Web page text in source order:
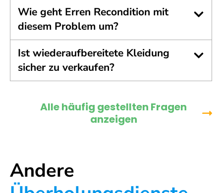
Wie geht Erren Recondition mit
diesem Problem um?
Ist wiederaufbereitete Kleidung
sicher zu verkaufen?
Alle häufig gestellten Fragen
anzeigen
Andere